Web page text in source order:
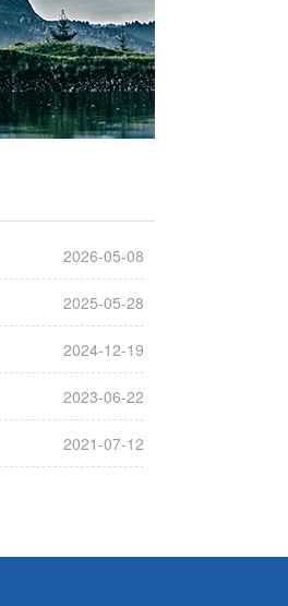
2026-05-08
2025-05-28
2024-12-19
2023-06-22
2021-07-12